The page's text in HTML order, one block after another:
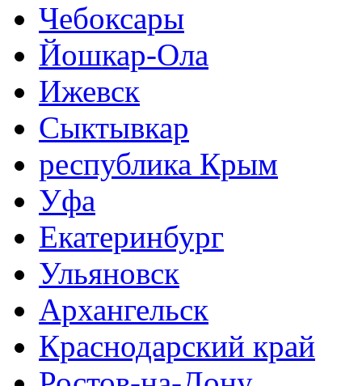
Чебоксары
Йошкар-Ола
Ижевск
Сыктывкар
республика Крым
Уфа
Екатеринбург
Ульяновск
Архангельск
Краснодарский край